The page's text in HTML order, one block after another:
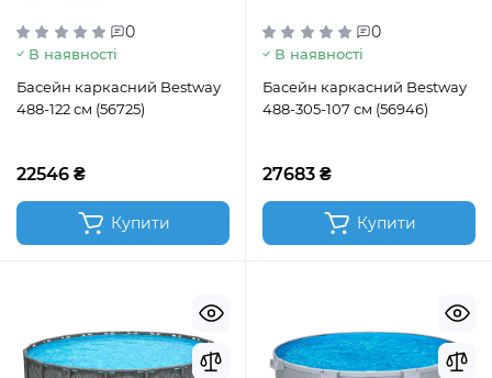
0
В наявності
Басейн каркасний Bestway
488-122 см (56725)
22546 ₴
Купити
0
В наявності
Басейн каркасний Bestway
488-305-107 см (56946)
27683 ₴
Купити